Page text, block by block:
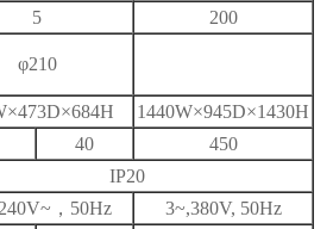
5
200
φ210
×473D×684H 1440W×945D×1430H
40
450
IP20
， 50Hz
3~,380V, 50Hz